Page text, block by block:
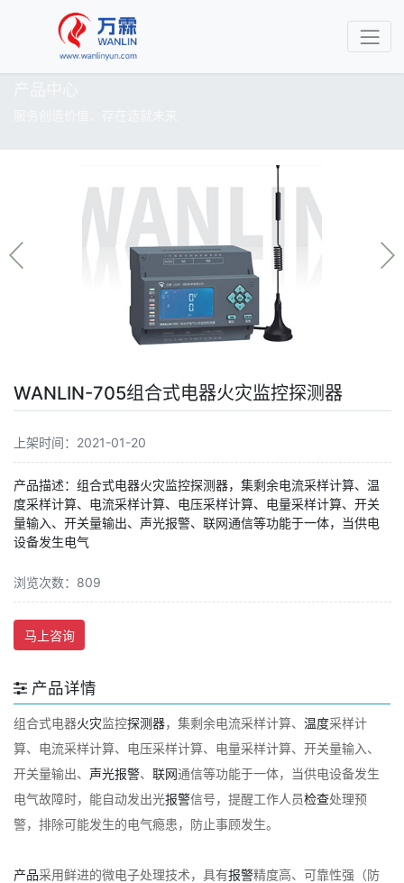
WANLIN-705组合式电器火灾监控探测器
上架时间：2021-01-20
产品描述：组合式电器火灾监控探测器，集剩余电流采样计算、温
度采样计算、电流采样计算、电压采样计算、电量采样计算、开关
量输入、开关量输出、声光报警、联网通信等功能于一体，当供电
设备发生电气
浏览次数：809
马上咨询
产品详情
组合式电器火灾监控探测器，集剩余电流采样计算、 温度采样计
算、电流采样计算、电压采样计算、电量采样计算、开关量输入、
开关量输出、 声光报警、 联网通信等功能于一体，当供电设备发生
电气故障时，能自动发出光报警信号，提醒工作人员检查处理预
警，排除可能发生的电气瘾患，防止事顾发生。
产品采用鲜进的微电子处理技术，具有报警精度高、可靠性强（防